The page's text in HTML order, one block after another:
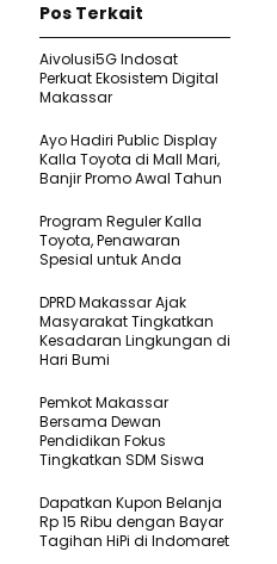
Pos Terkait
Aivolusi5G Indosat
Perkuat Ekosistem Digital
Makassar
Ayo Hadiri Public Display
Kalla Toyota di Mall Mari,
Banjir Promo Awal Tahun
Program Reguler Kalla
Toyota, Penawaran
Spesial untuk Anda
DPRD Makassar Ajak
Masyarakat Tingkatkan
Kesadaran Lingkungan di
Hari Bumi
Pemkot Makassar
Bersama Dewan
Pendidikan Fokus
Tingkatkan SDM Siswa
Dapatkan Kupon Belanja
Rp 15 Ribu dengan Bayar
Tagihan HiPi di Indomaret